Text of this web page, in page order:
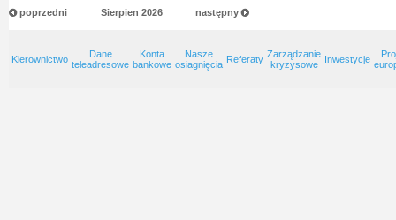
poprzedni następny
Sierpien 2026
Kierownictwo
Dane
teleadresowe
Konta
bankowe
Nasze
osiagnięcia Referaty Zarządzanie
kryzysowe
Inwestycje